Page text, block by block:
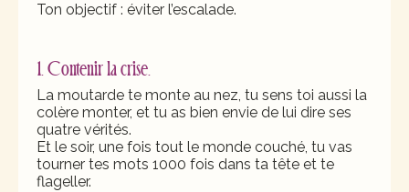
Ton objectif : éviter l’escalade.
1. Contenir la crise.
La moutarde te monte au nez, tu sens toi aussi la
colère monter, et tu as bien envie de lui dire ses
quatre vérités.
Et le soir, une fois tout le monde couché, tu vas
tourner tes mots 1000 fois dans ta tête et te
flageller.